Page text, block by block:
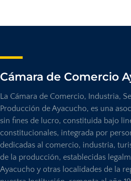
Cámara de Comercio
La Cámara de Comercio, Industria,
Producción de Ayacucho, es una
sin fines de lucro, constituida bajo
constitucionales, integrada por
dedicadas al comercio, industria,
de la producción, establecidas
Ayacucho y otras localidades de la